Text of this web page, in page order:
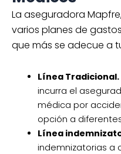
La aseguradora
varios planes de
que más se adecue a
Línea Tradicional.
incurra el
médica por
opción a
Línea
indemnizatorias a